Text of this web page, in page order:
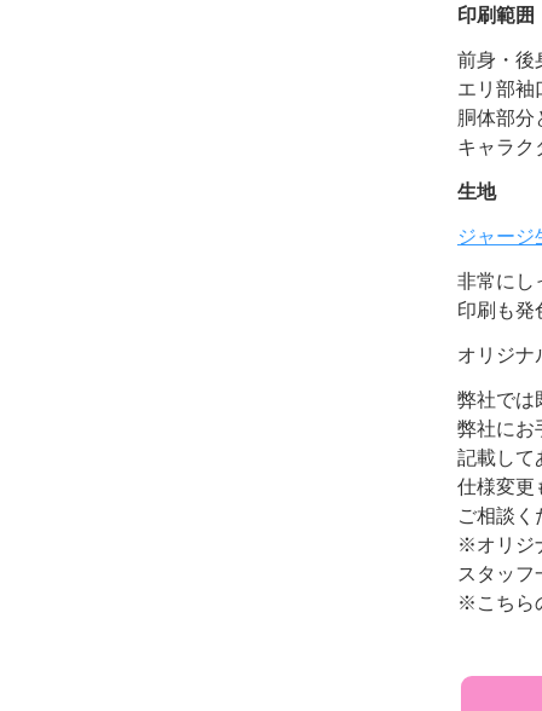
印刷範囲
前身・後
エリ部袖
胴体部分
キャラク
生地
ジャージ
非常にし
印刷も発
オリジナ
弊社では
弊社にお
記載して
仕様変更
ご相談く
※オリジ
スタッフ
※こちら